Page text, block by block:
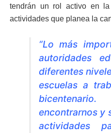
tendrán un rol activo en
actividades que planea la
“Lo más
autoridades
diferentes
escuelas a
encontrarnos y
actividades